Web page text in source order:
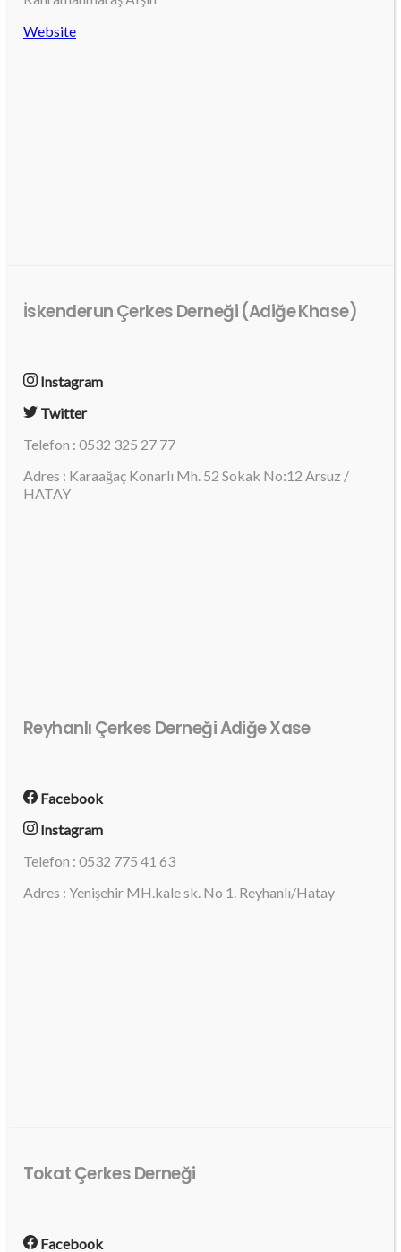
Website
İskenderun Çerkes Derneği (Adiğe Khase)
Instagram
Twitter
Telefon : 0532 325 27 77
Adres : Karaağaç Konarlı Mh. 52 Sokak No:12 Arsuz /
HATAY
Reyhanlı Çerkes Derneği Adiğe Xase
Facebook
Instagram
Telefon : 0532 775 41 63
Adres : Yenişehir MH.kale sk. No 1. Reyhanlı/Hatay
Tokat Çerkes Derneği
Facebook